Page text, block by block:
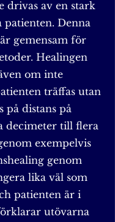
drivas av en stark
patienten. Denna
gemensam för
Healingen
om inte
träffas utan
på distans på
decimeter till flera
exempelvis
genom
lika väl som
patienten är i
utövarna